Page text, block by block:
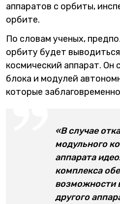
аппаратов с орбиты,
орбите.
По словам ученых,
орбиту будет
космический аппарат. Он
блока и модулей
которые
«В случае
модульного
аппарата
комплекса
возможности
другого